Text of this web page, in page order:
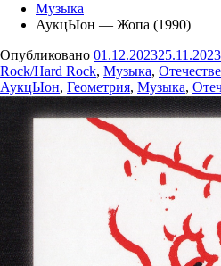
Музыка
АукцЫон — Жопа (1990)
Опубликовано 01.12.202325.11.2023
Rock/Hard Rock, Музыка,
АукцЫон, Геометрия, Музыка,